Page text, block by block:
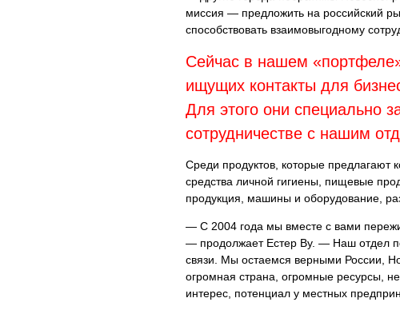
миссия — предложить на российский
способствовать взаимовыгодному
Сейчас в нашем
ищущих контакты для
Для этого они специально
сотрудничестве с нашим
Среди продуктов, которые предлагают
средства личной гигиены, пищевые
продукция, машины и оборудование,
— С 2004 года мы вместе с вами
— продолжает Естер Ву. — Наш отдел
связи. Мы остаемся верными России,
огромная страна, огромные ресурсы,
интерес, потенциал у местных